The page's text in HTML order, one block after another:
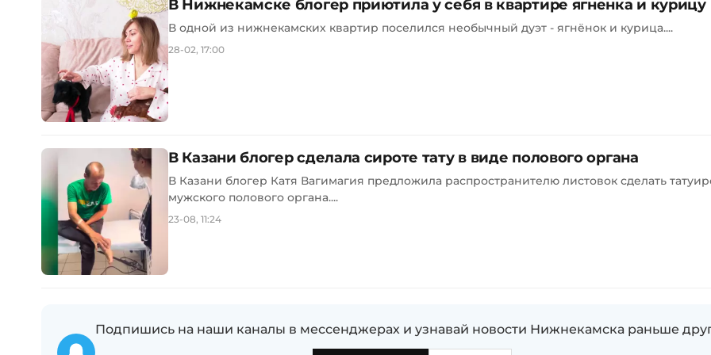
В Нижнекамске блогер приютила у себя в квартире ягненка и курицу
В одной из нижнекамских квартир поселился необычный дуэт - ягнёнок и курица....
28-02, 17:00
В Казани блогер сделала сироте тату в виде полового органа
В Казани блогер Катя Вагимагия предложила распространителю листовок сделать
мужского полового органа....
23-08, 11:24
Подпишись на наши каналы в мессенджерах и узнавай новости Нижнекамска раньше